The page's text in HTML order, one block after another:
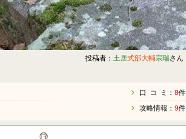
投稿者： 土居式部大輔宗瑞さん
口 コ ミ： 8件
攻略情報： 9件